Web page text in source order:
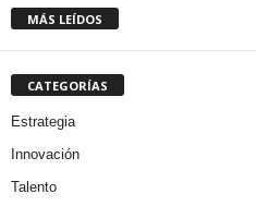
MÁS LEÍDOS
CATEGORÍAS
Estrategia
Innovación
Talento